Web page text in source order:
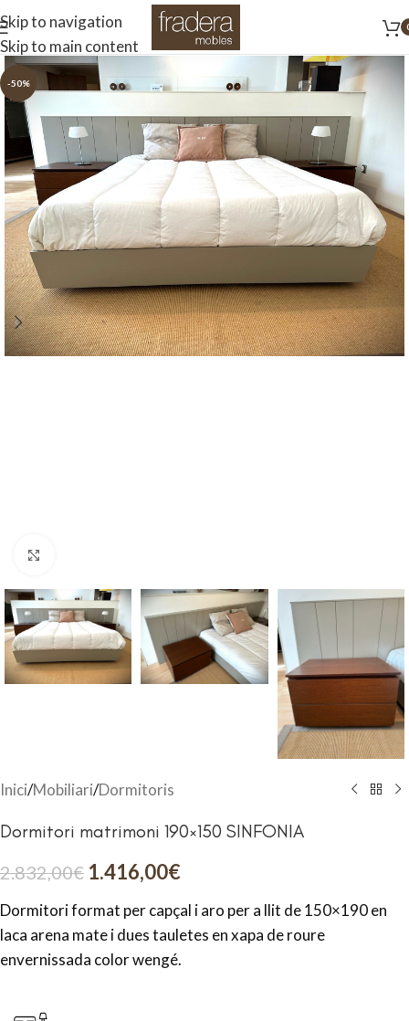
Skip to navigation
Skip to main content
-50%
Inici/Mobiliari/Dormitoris
Dormitori matrimoni 190×150 SINFONIA
2.832,00€ 1.416,00€
Dormitori format per capçal i aro per a llit de 150×190 en
laca arena mate i dues tauletes en xapa de roure
envernissada color wengé.